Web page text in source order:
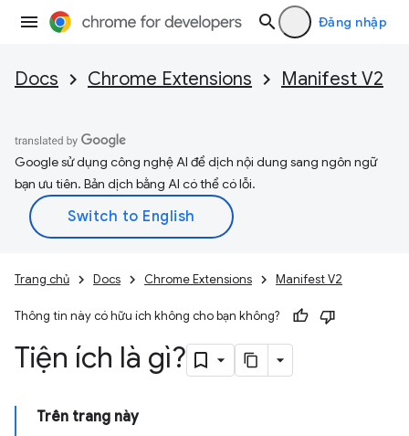
Đăng nhập
Docs Chrome Extensions Manifest V2
Google sử dụng công nghệ AI để dịch nội dung sang ngôn ngữ
bạn ưu tiên. Bản dịch bằng AI có thể có lỗi.
Trang chủ Docs Chrome Extensions Manifest V2
Thông tin này có hữu ích không cho bạn không?
Tiện ích là gì?
Trên trang này